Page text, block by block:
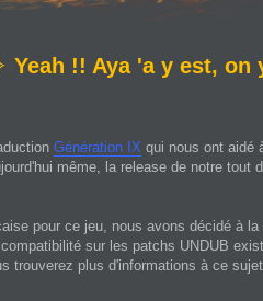
Yeah !! Aya 'a y est, on
Génération IX qui nous ont aidé
même, la release de notre
pour ce jeu, nous avons décidé à
sur les patchs UNDUB
trouverez plus d'informations à ce